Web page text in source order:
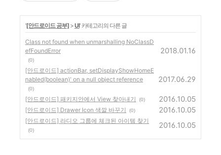
'[안드로이드 공부] >UI' 카테고리의 다른 글
Class not found when unmarshalling NoClassD
efFoundError
(0)
2018.01.16
[안드로이드] actionBar, setDisplayShowHomeE
nabled(boolean)' on a null object reference
(0)
2017.06.29
[안드로이드] 패키지안에서 View 찾아내기 (0) 2016.10.05
[안드로이드] Drawer Icon 색깔 바꾸기 (0) 2016.10.05
[안드로이드] 라디오 그룹에 체크된 아이템 찾기
(0)
2016.10.05